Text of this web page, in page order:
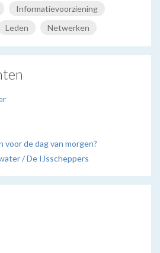
Informatievoorziening
Leden Netwerken
voor de dag van morgen?
/ De IJsscheppers